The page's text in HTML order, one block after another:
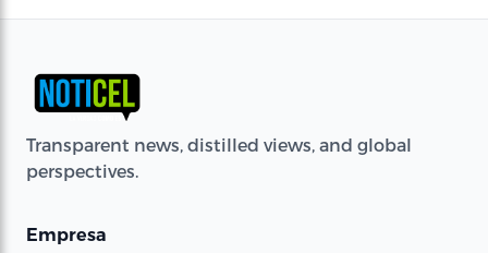
Transparent news, distilled views, and global
perspectives.
Empresa